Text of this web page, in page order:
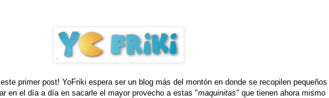
primer post! YoFriki espera ser un blog más del montón en donde se recopilen pequeños
en el día a día en sacarle el mayor provecho a estas "maquinitas" que tienen ahora mismo